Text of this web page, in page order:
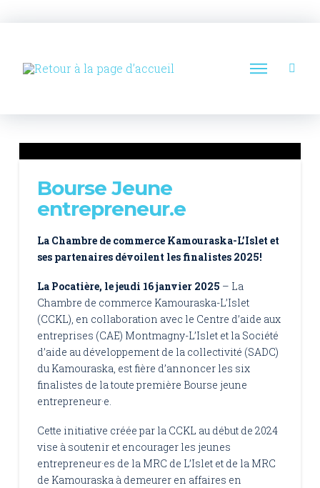
Bourse Jeune
entrepreneur.e
La Chambre de commerce Kamouraska-L’Islet et
ses partenaires dévoilent les finalistes 2025!
La Pocatière, le jeudi 16 janvier 2025 – La
Chambre de commerce Kamouraska-L’Islet
(CCKL), en collaboration avec le Centre d’aide aux
entreprises (CAE) Montmagny-L’Islet et la Société
d’aide au développement de la collectivité (SADC)
du Kamouraska, est fière d’annoncer les six
finalistes de la toute première Bourse jeune
entrepreneur·e.
Cette initiative créée par la CCKL au début de 2024
vise à soutenir et encourager les jeunes
entrepreneur·es de la MRC de L’Islet et de la MRC
de Kamouraska à demeurer en affaires en